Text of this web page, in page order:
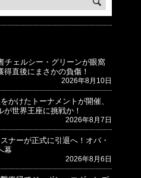
チェルシー・グリーンが眼窩
直後にまさかの負傷！
2026年8月10日
かけたトーナメントが開催、
世界王座に挑戦か！
2026年8月7日
ナーが正式に引退へ！オバ・
幕
2026年8月6日
の最新情報 USA～